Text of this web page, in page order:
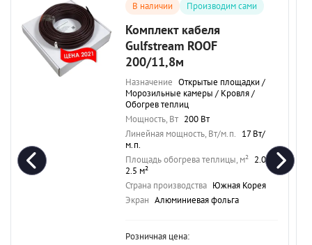
В наличии Производим сами
Комплект кабеля
Gulfstream ROOF
200/11,8м
Назначение Открытые площадки /
Морозильные камеры / Кровля /
Обогрев теплиц
Мощность, Вт 200 Вт
Линейная мощность, Вт/м.п. 17 Вт/
м.п.
Площадь обогрева теплицы, м² 2.0-
2.5 м²
Страна производства Южная Корея
Экран Алюминиевая фольга
Розничная цена: